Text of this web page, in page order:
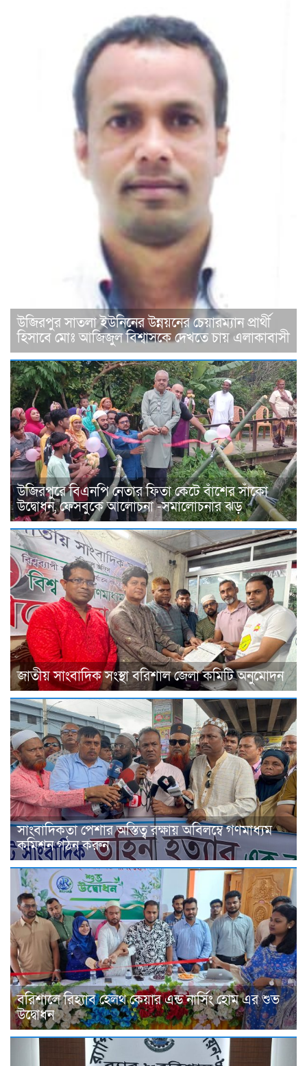
উজিরপুর সাতলা ইউনিনের উন্নয়নের চেয়ারম্যান প্রার্থী
হিসাবে মোঃ আজিজুল বিশ্বাসকে দেখতে চায় এলাকাবাসী
উজিরপুরে বিএনপি নেতার ফিতা কেটে বাঁশের সাঁকো
উদ্বোধন, ফেসবুকে আলোচনা -সমালোচনার ঝড়
জাতীয় সাংবাদিক সংস্থা বরিশাল জেলা কমিটি অনুমোদন
সাংবাদিকতা পেশার অস্তিত্ব রক্ষায় অবিলম্বে গণমাধ্যম
কমিশন গঠন করুন
বরিশালে রিহ্যাব হেলথ কেয়ার এন্ড নার্সিং হোম এর শুভ
উদ্বোধন